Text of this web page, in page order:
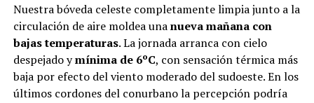
Nuestra bóveda celeste completamente limpia junto a la
circulación de aire moldea unanueva mañana con
bajas temperaturas. La jornada arranca con cielo
despejado ymínima de 6ºC, con sensación térmica más
baja por efecto del viento moderado del sudoeste. En los
últimos cordones del conurbano la percepción podría